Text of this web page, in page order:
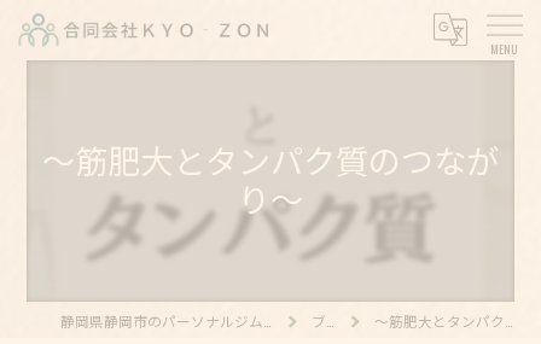
〜筋肥大とタンパク質のつなが
り〜
ブログ 〜筋肥大とタンパク質のつながり〜